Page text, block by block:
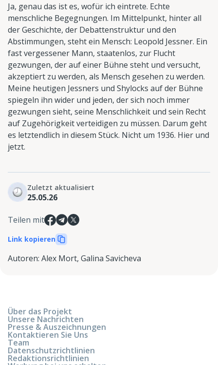
Ja, genau das ist es, wofür ich eintrete. Echte
menschliche Begegnungen. Im Mittelpunkt, hinter all
der Geschichte, der Debattenstruktur und den
Abstimmungen, steht ein Mensch: Leopold Jessner. Ein
fast vergessener Mann, staatenlos, zur Flucht
gezwungen, der auf einer Bühne steht und versucht,
akzeptiert zu werden, als Mensch gesehen zu werden.
Meine heutigen Jessners und Shylocks auf der Bühne
spiegeln ihn wider und jeden, der sich noch immer
gezwungen sieht, seine Menschlichkeit und sein Recht
auf Zugehörigkeit verteidigen zu müssen. Darum geht
es letztendlich in diesem Stück. Nicht um 1936. Hier und
jetzt.
Zuletzt aktualisiert
25.05.26
Teilen mit
Link kopieren
Autoren: Alex Mort, Galina Savicheva
Über das Projekt
Unsere Nachrichten
Presse & Auszeichnungen
Kontaktieren Sie Uns
Team
Datenschutzrichtlinien
Redaktionsrichtlinien